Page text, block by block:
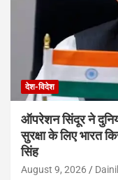
देश-विदेश
ऑपरेशन सिंदूर ने
सुरक्षा के लिए भारत
सिंह
August 9, 2026